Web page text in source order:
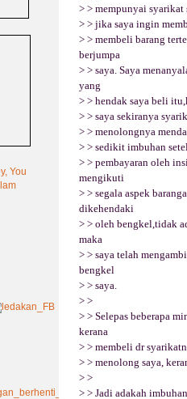
> > mempunyai syarikat
> > jika saya ingin
> > membeli barang
berjumpa
> > saya. Saya
yang
> > hendak saya beli
> > saya sekiranya
> > menolongnya
> > sedikit imbuhan
> > pembayaran oleh
mengikuti
> > segala aspek
dikehendaki
> > oleh bengkel,tidak
maka
> > saya telah
bengkel
> > saya.
> >
> > Selepas beberapa
kerana
> > membeli dr
> > menolong saya,
> >
> > Jadi adakah